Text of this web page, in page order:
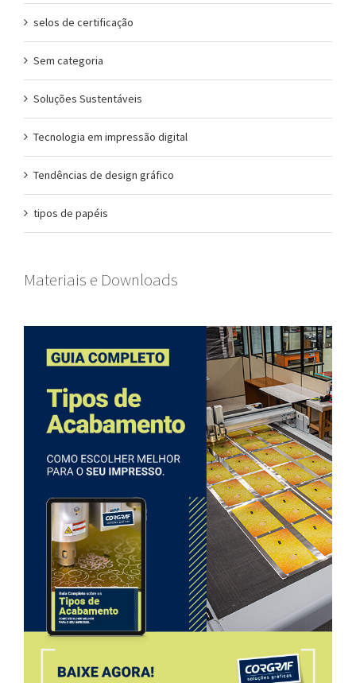
selos de certificação
Sem categoria
Soluções Sustentáveis
Tecnologia em impressão digital
Tendências de design gráfico
tipos de papéis
Materiais e Downloads